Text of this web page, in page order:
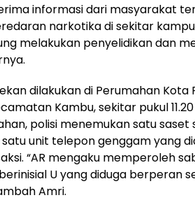
informasi dari masyarakat
narkotika di sekitar
melakukan penyelidikan dan
dilakukan di Perumahan Kota
Kambu, sekitar pukul
polisi menemukan satu
unit telepon genggam yang
“AR mengaku memperoleh
U yang diduga berperan
Amri.